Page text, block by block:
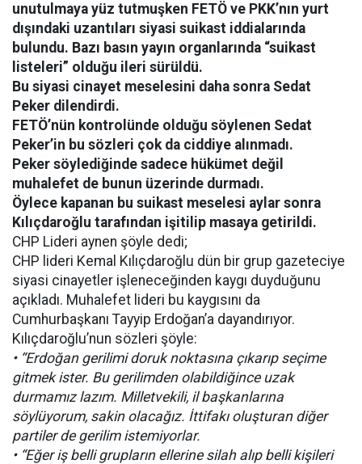
unutulmaya yüz tutmuşken FETÖ ve PKK’nın yurt
dışındaki uzantıları siyasi suikast iddialarında
bulundu. Bazı basın yayın organlarında “suikast
listeleri” olduğu ileri sürüldü.
Bu siyasi cinayet meselesini daha sonra Sedat
Peker dilendirdi.
FETÖ’nün kontrolünde olduğu söylenen Sedat
Peker’in bu sözleri çok da ciddiye alınmadı.
Peker söylediğinde sadece hükümet değil
muhalefet de bunun üzerinde durmadı.
Öylece kapanan bu suikast meselesi aylar sonra
Kılıçdaroğlu tarafından işitilip masaya getirildi.
CHP Lideri aynen şöyle dedi;
CHP lideri Kemal Kılıçdaroğlu dün bir grup gazeteciye
siyasi cinayetler işleneceğinden kaygı duyduğunu
açıkladı. Muhalefet lideri bu kaygısını da
Cumhurbaşkanı Tayyip Erdoğan’a dayandırıyor.
Kılıçdaroğlu’nun sözleri şöyle:
• “Erdoğan gerilimi doruk noktasına çıkarıp seçime
gitmek ister. Bu gerilimden olabildiğince uzak
durmamız lazım. Milletvekili, il başkanlarına
söylüyorum, sakin olacağız. İttifakı oluşturan diğer
partiler de gerilim istemiyorlar.
• “Eğer iş belli grupların ellerine silah alıp belli kişileri